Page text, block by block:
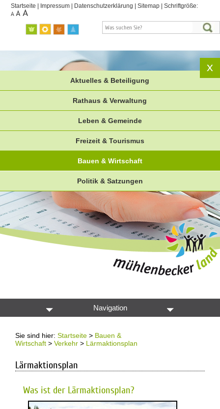
Startseite Impressum Datenschutzerklärung |Sitemap |Schriftgröße:
Aktuelles & Beteiligung
Rathaus & Verwaltung
Leben & Gemeinde
Freizeit & Tourismus
Bauen & Wirtschaft
Politik & Satzungen
Navigation
Sie sind hier:Startseite > Bauen &
Wirtschaft >Verkehr > Lärmaktionsplan
Lärmaktionsplan
Was ist der Lärmaktionsplan?